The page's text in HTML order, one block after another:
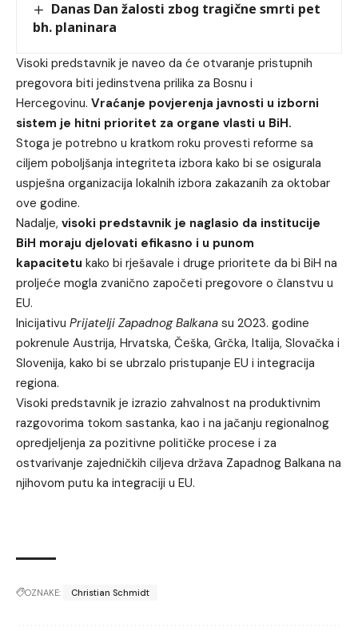
Danas Dan žalosti zbog tragične smrti pet
bh. planinara
Visoki predstavnik je naveo da će otvaranje pristupnih
pregovora biti jedinstvena prilika za Bosnu i
Hercegovinu. Vraćanje povjerenja javnosti u izborni
sistem je hitni prioritet za organe vlasti u BiH.
Stoga je potrebno u kratkom roku provesti reforme sa
ciljem poboljšanja integriteta izbora kako bi se osigurala
uspješna organizacija lokalnih izbora zakazanih za oktobar
ove godine.
Nadalje, visoki predstavnik je naglasio da institucije
BiH moraju djelovati efikasno i u punom
kapacitetu kako bi rješavale i druge prioritete da bi BiH na
proljeće mogla zvanično započeti pregovore o članstvu u
EU.
Inicijativu Prijatelji Zapadnog Balkana su 2023. godine
pokrenule Austrija, Hrvatska, Češka, Grčka, Italija, Slovačka i
Slovenija, kako bi se ubrzalo pristupanje EU i integracija
regiona.
Visoki predstavnik je izrazio zahvalnost na produktivnim
razgovorima tokom sastanka, kao i na jačanju regionalnog
opredjeljenja za pozitivne političke procese i za
ostvarivanje zajedničkih ciljeva država Zapadnog Balkana na
njihovom putu ka integraciji u EU.
OZNAKE: Christian Schmidt